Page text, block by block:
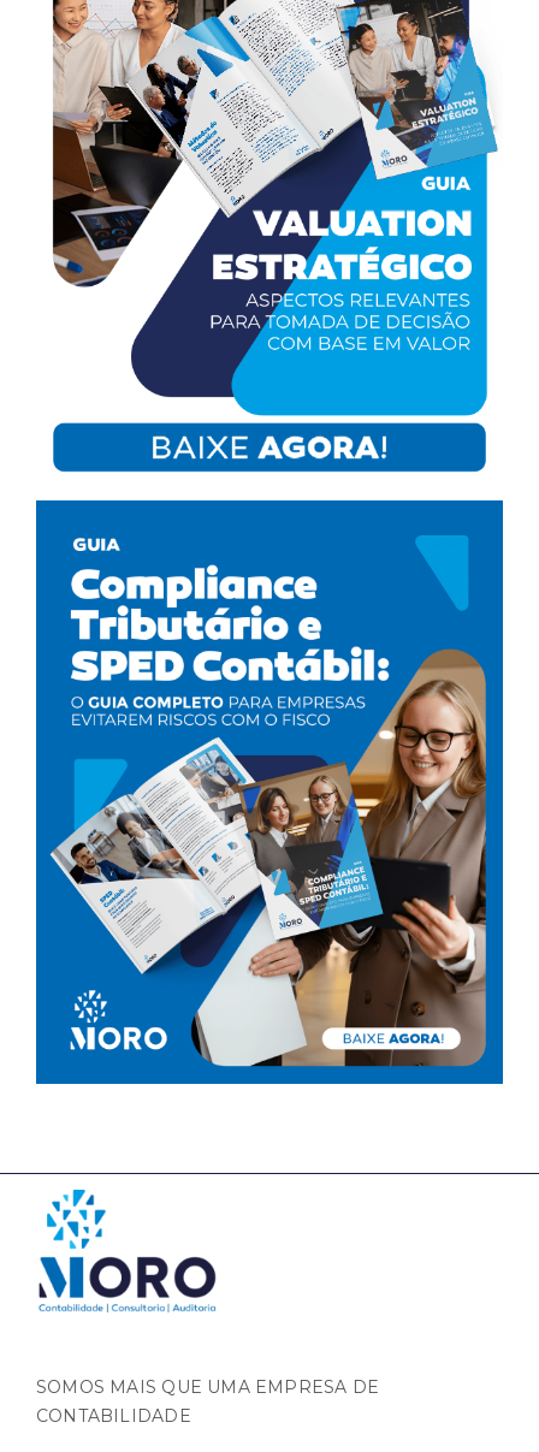
SOMOS MAIS QUE UMA EMPRESA DE
CONTABILIDADE